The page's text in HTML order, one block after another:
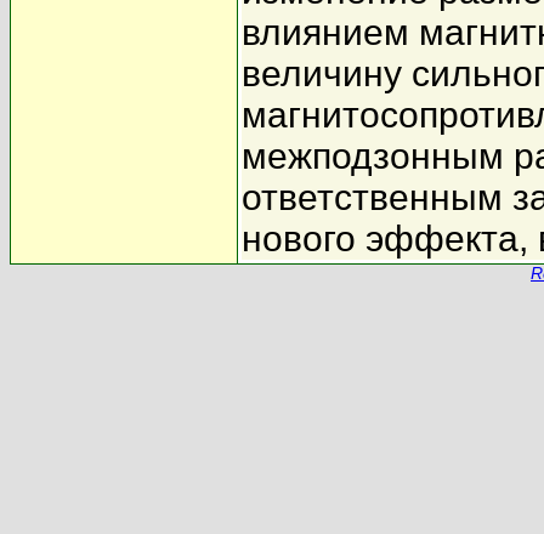
влиянием
величину
межподзонным
ответственным
нового эффекта,